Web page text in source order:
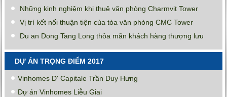
Những kinh nghiệm khi thuê văn phòng Charmvit Tower
Vị trí kết nối thuận tiện của tòa văn phòng CMC Tower
Du an Dong Tang Long thỏa mãn khách hàng thượng lưu
DỰ ÁN TRỌNG ĐIỂM 2017
Vinhomes D' Capitale Trần Duy Hưng
Dự án Vinhomes Liễu Giai